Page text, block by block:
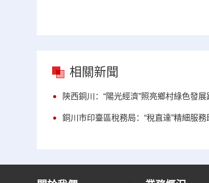
相關新聞
陝西銅川：“陽光經濟”照亮鄉村綠色發展
銅川市印臺區稅務局：“稅直達”精細服務